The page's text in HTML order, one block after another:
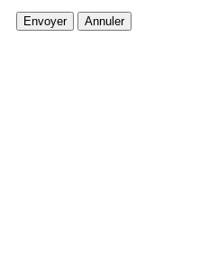
Envoyer Annuler